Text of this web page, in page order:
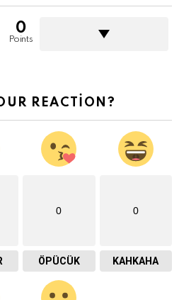
0
Points
REACTION?
0
ÖPÜCÜK
0
KAHKAHA